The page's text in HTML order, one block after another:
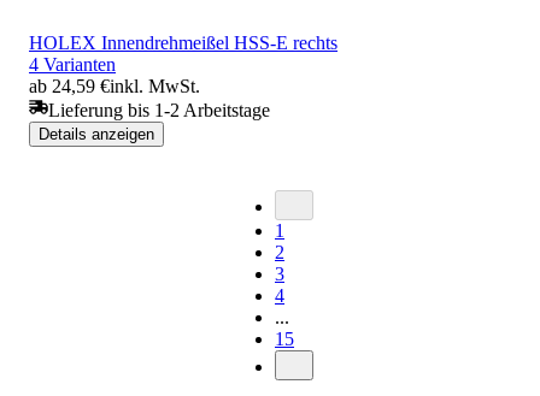
HOLEX Innendrehmeißel HSS-E rechts
4 Varianten
ab 24,59 €inkl. MwSt.
Lieferung bis 1-2 Arbeitstage
Details anzeigen
1
2
3
4
...
15